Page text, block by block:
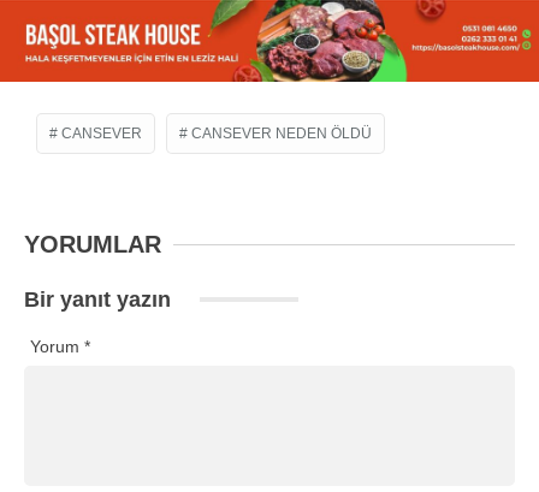
CANSEVER CANSEVER NEDEN ÖLDÜ
YORUMLAR
Bir yanıt yazın
Yorum *